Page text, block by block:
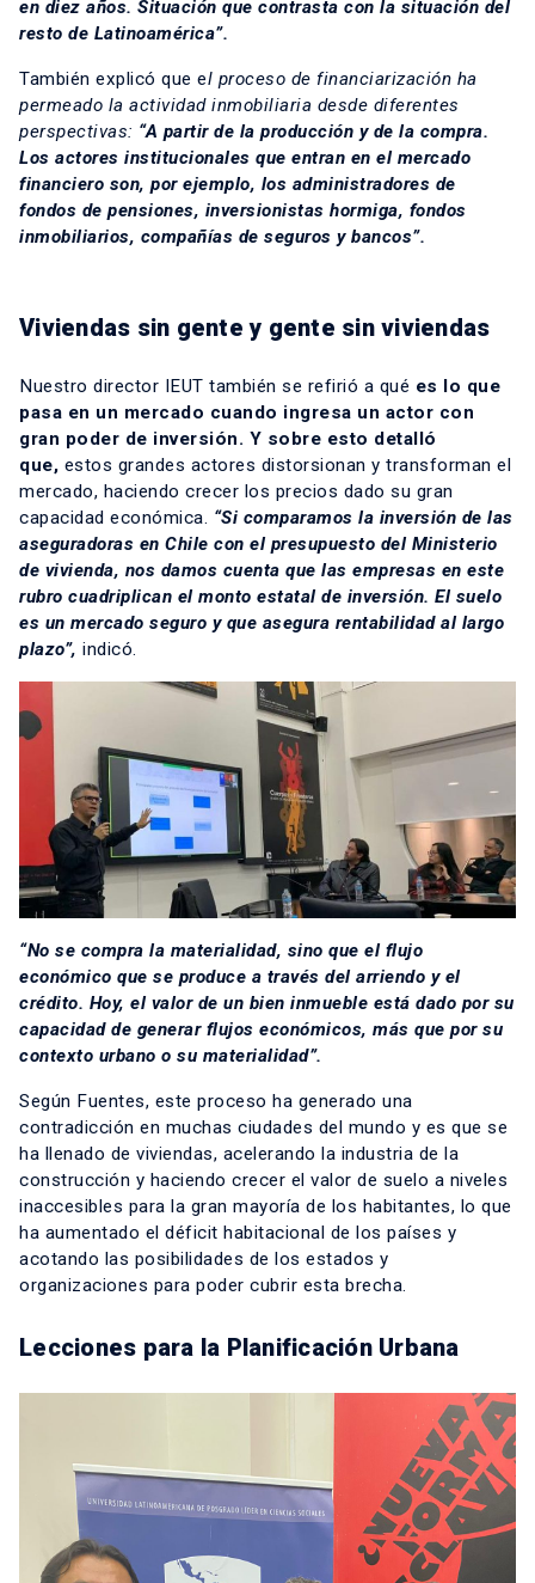
en diez años. Situación que contrasta con la situación del
resto de Latinoamérica”.
También explicó que el proceso de financiarización ha
permeado la actividad inmobiliaria desde diferentes
perspectivas: “A partir de la producción y de la compra.
Los actores institucionales que entran en el mercado
financiero son, por ejemplo, los administradores de
fondos de pensiones, inversionistas hormiga, fondos
inmobiliarios, compañías de seguros y bancos”.
Viviendas sin gente y gente sin viviendas
Nuestro director IEUT también se refirió a qué es lo que
pasa en un mercado cuando ingresa un actor con
gran poder de inversión. Y sobre esto detalló
que, estos grandes actores distorsionan y transforman el
mercado, haciendo crecer los precios dado su gran
capacidad económica. “Si comparamos la inversión de las
aseguradoras en Chile con el presupuesto del Ministerio
de vivienda, nos damos cuenta que las empresas en este
rubro cuadriplican el monto estatal de inversión. El suelo
es un mercado seguro y que asegura rentabilidad al largo
plazo”, indicó.
“No se compra la materialidad, sino que el flujo
económico que se produce a través del arriendo y el
crédito. Hoy, el valor de un bien inmueble está dado por su
capacidad de generar flujos económicos, más que por su
contexto urbano o su materialidad”.
Según Fuentes, este proceso ha generado una
contradicción en muchas ciudades del mundo y es que se
ha llenado de viviendas, acelerando la industria de la
construcción y haciendo crecer el valor de suelo a niveles
inaccesibles para la gran mayoría de los habitantes, lo que
ha aumentado el déficit habitacional de los países y
acotando las posibilidades de los estados y
organizaciones para poder cubrir esta brecha.
Lecciones para la Planificación Urbana